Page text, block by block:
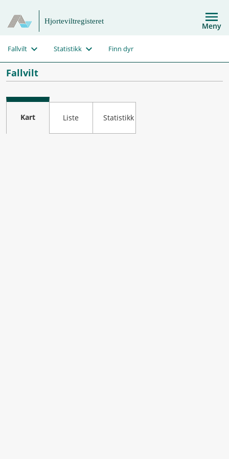
Hjorteviltregisteret Meny
Fallvilt Statistikk Finn dyr
Fallvilt
Kart Liste Statistikk